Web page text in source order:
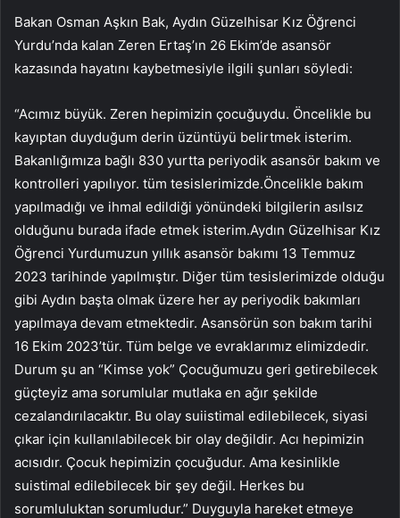
Bakan Osman Aşkın Bak, Aydın Güzelhisar Kız Öğrenci
Yurdu’nda kalan Zeren Ertaş’ın 26 Ekim’de asansör
kazasında hayatını kaybetmesiyle ilgili şunları söyledi:
“Acımız büyük. Zeren hepimizin çocuğuydu. Öncelikle bu
kayıptan duyduğum derin üzüntüyü belirtmek isterim.
Bakanlığımıza bağlı 830 yurtta periyodik asansör bakım ve
kontrolleri yapılıyor. tüm tesislerimizde.Öncelikle bakım
yapılmadığı ve ihmal edildiği yönündeki bilgilerin asılsız
olduğunu burada ifade etmek isterim.Aydın Güzelhisar Kız
Öğrenci Yurdumuzun yıllık asansör bakımı 13 Temmuz
2023 tarihinde yapılmıştır. Diğer tüm tesislerimizde olduğu
gibi Aydın başta olmak üzere her ay periyodik bakımları
yapılmaya devam etmektedir. Asansörün son bakım tarihi
16 Ekim 2023’tür. Tüm belge ve evraklarımız elimizdedir.
Durum şu an “Kimse yok” Çocuğumuzu geri getirebilecek
güçteyiz ama sorumlular mutlaka en ağır şekilde
cezalandırılacaktır. Bu olay suiistimal edilebilecek, siyasi
çıkar için kullanılabilecek bir olay değildir. Acı hepimizin
acısıdır. Çocuk hepimizin çocuğudur. Ama kesinlikle
suistimal edilebilecek bir şey değil. Herkes bu
sorumluluktan sorumludur.” Duyguyla hareket etmeye